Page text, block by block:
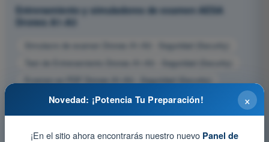
Entrenamiento y simuladores de examen AESA
Drones A1-A3
Simulacro de examen Drones A1-A3 - Seguridad (Security)
Test de Entrenamiento Drones A1-A3 - Seguridad (Security)
Examen en PDF Drones A1-A3 - Seguridad (Security)
×
Novedad: ¡Potencia Tu Preparación!
¡En el sitio ahora encontrarás nuestro nuevo Panel de